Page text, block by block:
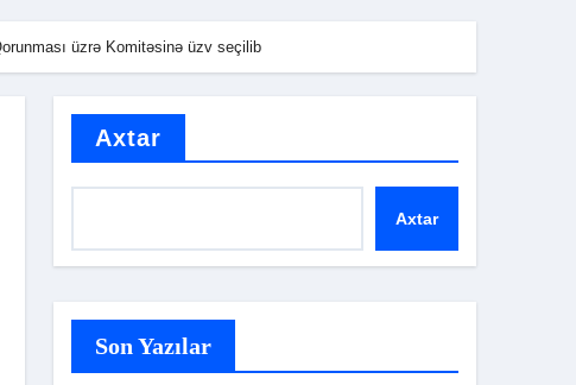
üzrə Komitəsinə üzv seçilib
Axtar
Axtar
Son Yazılar